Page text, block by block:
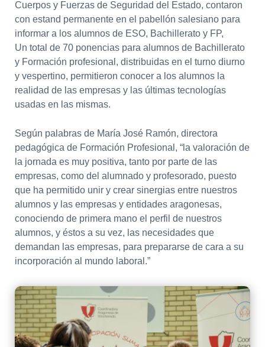
Cuerpos y Fuerzas de Seguridad del Estado, contaron
con estand permanente en el pabellón salesiano para
informar a los alumnos de ESO, Bachillerato y FP,
Un total de 70 ponencias para alumnos de Bachillerato
y Formación profesional, distribuidas en el turno diurno
y vespertino, permitieron conocer a los alumnos la
realidad de las empresas y las últimas tecnologías
usadas en las mismas.
Según palabras de María José Ramón, directora
pedagógica de Formación Profesional, “la valoración de
la jornada es muy positiva, tanto por parte de las
empresas, como del alumnado y profesorado, puesto
que ha permitido unir y crear sinergias entre nuestros
alumnos y las empresas y entidades aragonesas,
conociendo de primera mano el perfil de nuestros
alumnos, y éstos a su vez, las necesidades que
demandan las empresas, para prepararse de cara a su
incorporación al mundo laboral.”